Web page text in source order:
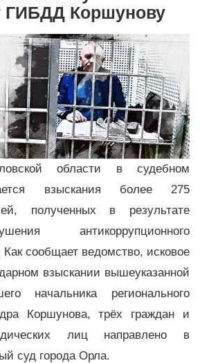
ГИБДД Коршунову
области в судебном
взыскания более 275
полученных в результате
антикоррупционного
Как сообщает ведомство, исковое
взыскании вышеуказанной
начальника регионального
Коршунова, трёх граждан и
лиц направлено в
суд города Орла.